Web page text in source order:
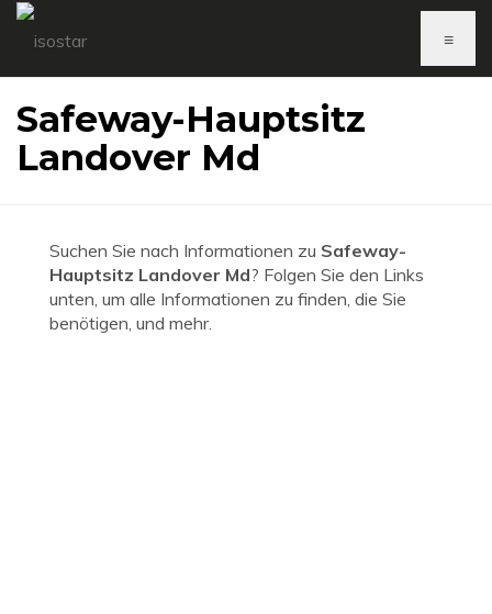
≡
Safeway-Hauptsitz
Landover Md
Suchen Sie nach Informationen zu Safeway-
Hauptsitz Landover Md? Folgen Sie den Links
unten, um alle Informationen zu finden, die Sie
benötigen, und mehr.